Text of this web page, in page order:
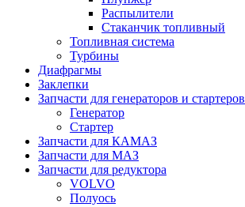
Распылители
Стаканчик топливный
Топливная система
Турбины
Диафрагмы
Заклепки
Запчасти для генераторов и стартеров
Генератор
Стартер
Запчасти для КАМАЗ
Запчасти для МАЗ
Запчасти для редуктора
VOLVO
Полуось